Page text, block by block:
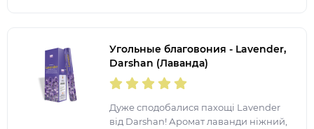
Угольные благовония - Lavender,
Darshan (Лаванда)
Дуже сподобалися пахощі Lavender
від Darshan! Аромат лаванди ніжний,